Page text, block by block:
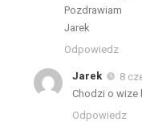
Pozdrawiam
Jarek
Odpowiedz
Jarek
8
Chodzi o wize
Odpowiedz